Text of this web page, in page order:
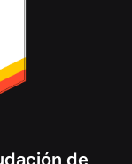
de